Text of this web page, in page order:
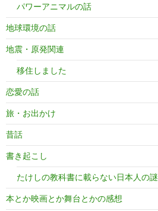
パワーアニマルの話
地球環境の話
地震・原発関連
移住しました
恋愛の話
旅・お出かけ
昔話
書き起こし
たけしの教科書に載らない日本人の謎
本とか映画とか舞台とかの感想